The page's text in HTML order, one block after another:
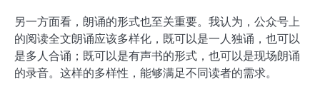
另一方面看，朗诵的形式也至关重要。我认为，公众号上
的阅读全文朗诵应该多样化，既可以是一人独诵，也可以
是多人合诵；既可以是有声书的形式，也可以是现场朗诵
的录音。这样的多样性，能够满足不同读者的需求。